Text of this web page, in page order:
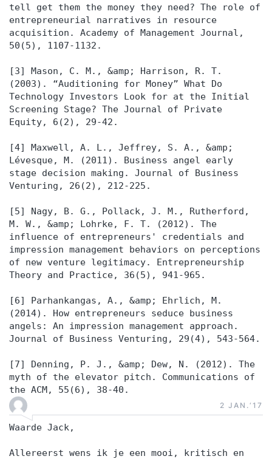
tell get them the money they need? The role of
entrepreneurial narratives in resource
acquisition. Academy of Management Journal,
50(5), 1107-1132.
[3] Mason, C. M., &amp; Harrison, R. T.
(2003). “Auditioning for Money” What Do
Technology Investors Look for at the Initial
Screening Stage? The Journal of Private
Equity, 6(2), 29-42.
[4] Maxwell, A. L., Jeffrey, S. A., &amp;
Lévesque, M. (2011). Business angel early
stage decision making. Journal of Business
Venturing, 26(2), 212-225.
[5] Nagy, B. G., Pollack, J. M., Rutherford,
M. W., &amp; Lohrke, F. T. (2012). The
influence of entrepreneurs' credentials and
impression management behaviors on perceptions
of new venture legitimacy. Entrepreneurship
Theory and Practice, 36(5), 941-965.
[6] Parhankangas, A., &amp; Ehrlich, M.
(2014). How entrepreneurs seduce business
angels: An impression management approach.
Journal of Business Venturing, 29(4), 543-564.
[7] Denning, P. J., &amp; Dew, N. (2012). The
myth of the elevator pitch. Communications of
the ACM, 55(6), 38-40.
2 JAN.‘17
Waarde Jack,
Allereerst wens ik je een mooi, kritisch en